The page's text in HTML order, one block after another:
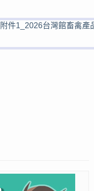
附件1_2026台灣館畜禽產